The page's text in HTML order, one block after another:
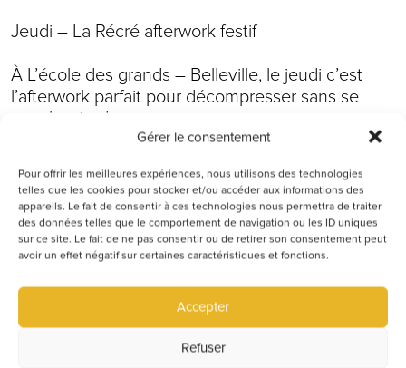
Gérer le consentement
Pour offrir les meilleures expériences, nous utilisons des technologies
telles que les cookies pour stocker et/ou accéder aux informations des
appareils. Le fait de consentir à ces technologies nous permettra de traiter
des données telles que le comportement de navigation ou les ID uniques
sur ce site. Le fait de ne pas consentir ou de retirer son consentement peut
avoir un effet négatif sur certaines caractéristiques et fonctions.
Accepter
Refuser
Jeudi – La Récré afterwork festif
À L’école des grands – Belleville, le jeudi c’est
l’afterwork parfait pour décompresser sans se
coucher tard.
On trinque, on mange, on danse… et on profite
journée en beauté.
Afterwork & restauration
Dès la fin de journée, installe-toi pour boire un
Planches et plats à partager
Ambiance détendue entre collègues et amis